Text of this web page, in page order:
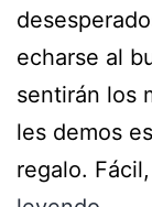
echarse al
sentirán los
les demos
regalo.